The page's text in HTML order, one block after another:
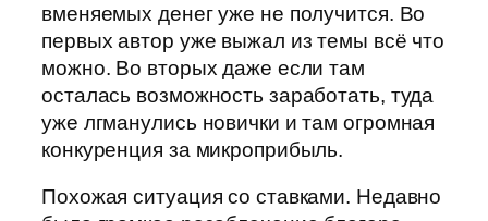
вменяемых денег уже не получится. Во
первых автор уже выжал из темы всё что
можно. Во вторых даже если там
осталась возможность заработать, туда
уже лгманулись новички и там огромная
конкуренция за микроприбыль.
Похожая ситуация со ставками. Недавно